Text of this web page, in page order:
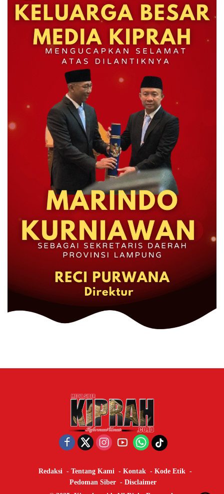
Redaksi Tentang Kami Kontak
Kode Etik
Pedoman Siber
Disclaimer